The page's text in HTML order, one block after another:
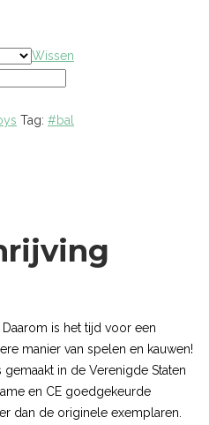
Wissen
Tag: #bal
is het tijd voor een
manier van spelen en kauwen!
in de Verenigde Staten
en CE goedgekeurde
dan de originele exemplaren.